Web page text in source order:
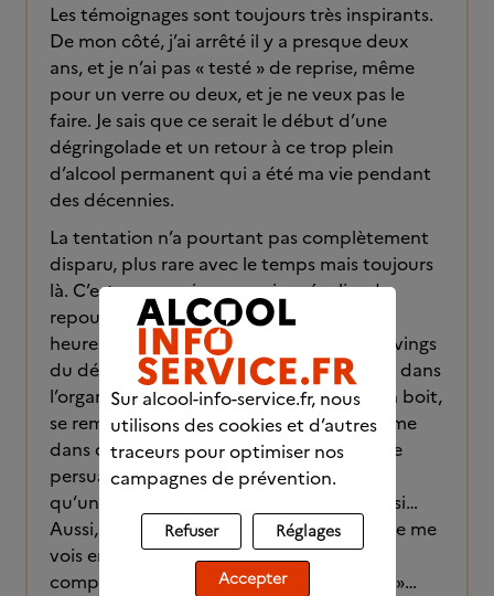
Les témoignages sont toujours très inspirants.
De mon côté, j’ai arrêté il y a presque deux
ans, et je n’ai pas « testé » de reprise, même
pour un verre ou deux, et je ne veux pas le
faire. Je sais que ce serait le début d’une
dégringolade et un retour à ce trop plein
d’alcool permanent qui a été ma vie pendant
des décennies.
La tentation n’a pourtant pas complètement
disparu, plus rare avec le temps mais toujours
là. C’est pour moi un exercice régulier de
repousser cette tentation. Ce n’est
heureusement plus la lutte contre les cravings
du début, mais quand même une rigueur dans
l’organisation : éviter les occasions où l’on boit,
se remotiver pour ne pas « retenter » même
dans des occasions choisies. S’exercer à se
persuader que même un « bon » vin n’est
qu’un mélange d’éthanol et de raisin moisi…
Aussi, régulièrement des rêves la nuit où je me
vois en train de reboire, souvent en
compagnie, au motif que je serais « guéri »…
Sur alcool-info-service.fr, nous
utilisons des cookies et d’autres
traceurs pour optimiser nos
campagnes de prévention.
Refuser Réglages
Accepter